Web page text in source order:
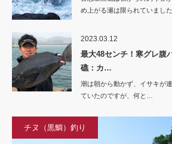
め上がる瀬は限られていまし
2023.03.12
最大48センチ！寒グレ腹
礁：カ…
潮は朝から動かず、イサキが
ていたのですが、何と…
チヌ（黒鯛）釣り